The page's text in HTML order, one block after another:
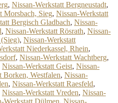
, Nissan-Werkstatt Bergneustadt,
Morsbach, Sieg, Nissan-Werkstatt
Bergisch Gladbach, Nissan-
, Nissan-Werkstatt Rösrath, Nissan-
, Nissan-Werkstatt
Niederkassel, Rhein,
, Nissan-Werkstatt Wachtberg,
Nissan-Werkstatt Geist, Nissan-
Borken, Westfalen, Nissan-
, Nissan-Werkstatt Raesfeld,
Nissan-Werkstatt Vreden, Nissan-
Werkstatt Dülmen, Nissan-